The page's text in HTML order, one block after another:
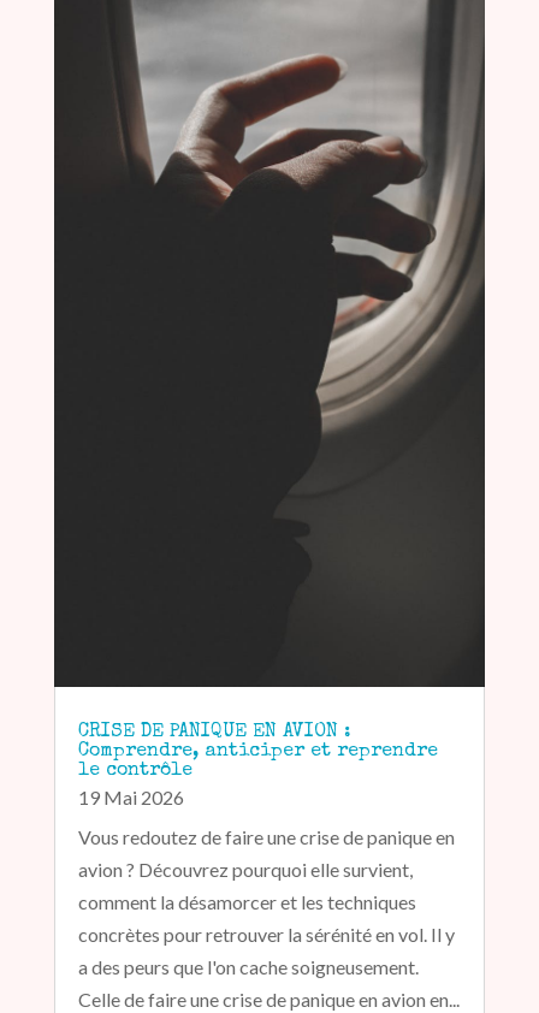
CRISE DE PANIQUE EN AVION :
Comprendre, anticiper et reprendre
le contrôle
19 Mai 2026
Vous redoutez de faire une crise de panique en
avion ? Découvrez pourquoi elle survient,
comment la désamorcer et les techniques
concrètes pour retrouver la sérénité en vol. Il y
a des peurs que l'on cache soigneusement.
Celle de faire une crise de panique en avion en...